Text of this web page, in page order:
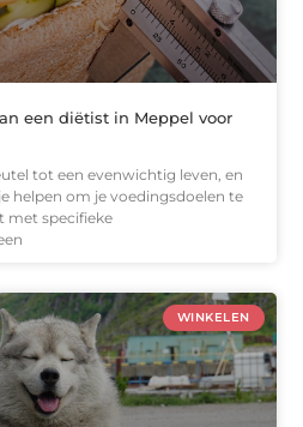
een diëtist in Meppel voor
tot een evenwichtig leven, en
helpen om je voedingsdoelen te
met specifieke
WINKELEN